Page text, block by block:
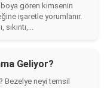
gören kimsenin
işaretle yorumlanır.
Geliyor?
Bezelye neyi temsil